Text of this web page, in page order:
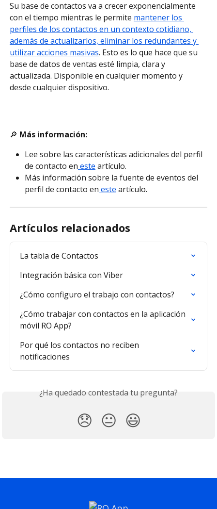
Su base de contactos va a crecer exponencialmente
con el tiempo mientras le permite mantener los
perfiles de los contactos en un contexto cotidiano,
además de actualizarlos, eliminar los redundantes y
utilizar acciones masivas. Esto es lo que hace que su
base de datos de ventas esté limpia, clara y
actualizada. Disponible en cualquier momento y
desde cualquier dispositivo.
🔎 Más información:
Lee sobre las características adicionales del perfil
de contacto en este artículo.
Más información sobre la fuente de eventos del
perfil de contacto en este artículo.
Artículos relacionados
La tabla de Contactos
Integración básica con Viber
¿Cómo configuro el trabajo con contactos?
¿Cómo trabajar con contactos en la aplicación
móvil RO App?
Por qué los contactos no reciben
notificaciones
¿Ha quedado contestada tu pregunta?
😞 😐 😃